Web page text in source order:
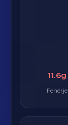
11.6g
Fehérje